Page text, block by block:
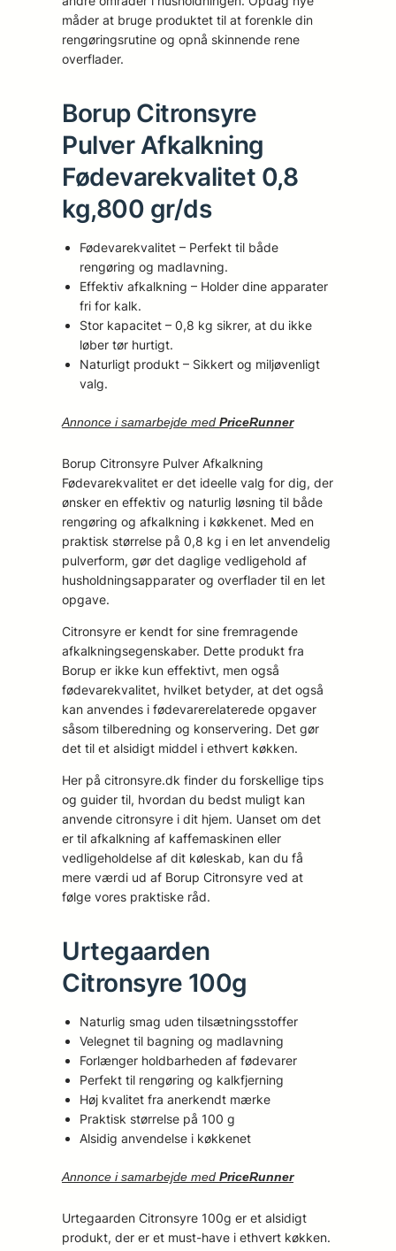
måder at bruge produktet til at forenkle din
rengøringsrutine og opnå skinnende rene
overflader.
Borup Citronsyre
Pulver Afkalkning
Fødevarekvalitet 0,8
kg,800 gr/ds
Fødevarekvalitet – Perfekt til både
rengøring og madlavning.
Effektiv afkalkning – Holder dine apparater
fri for kalk.
Stor kapacitet – 0,8 kg sikrer, at du ikke
løber tør hurtigt.
Naturligt produkt – Sikkert og miljøvenligt
valg.
Annonce i samarbejde med PriceRunner
Borup Citronsyre Pulver Afkalkning
Fødevarekvalitet er det ideelle valg for dig, der
ønsker en effektiv og naturlig løsning til både
rengøring og afkalkning i køkkenet. Med en
praktisk størrelse på 0,8 kg i en let anvendelig
pulverform, gør det daglige vedligehold af
husholdningsapparater og overflader til en let
opgave.
Citronsyre er kendt for sine fremragende
afkalkningsegenskaber. Dette produkt fra
Borup er ikke kun effektivt, men også
fødevarekvalitet, hvilket betyder, at det også
kan anvendes i fødevarerelaterede opgaver
såsom tilberedning og konservering. Det gør
det til et alsidigt middel i ethvert køkken.
Her på citronsyre.dk finder du forskellige tips
og guider til, hvordan du bedst muligt kan
anvende citronsyre i dit hjem. Uanset om det
er til afkalkning af kaffemaskinen eller
vedligeholdelse af dit køleskab, kan du få
mere værdi ud af Borup Citronsyre ved at
følge vores praktiske råd.
Urtegaarden
Citronsyre 100g
Naturlig smag uden tilsætningsstoffer
Velegnet til bagning og madlavning
Forlænger holdbarheden af fødevarer
Perfekt til rengøring og kalkfjerning
Høj kvalitet fra anerkendt mærke
Praktisk størrelse på 100 g
Alsidig anvendelse i køkkenet
Annonce i samarbejde med PriceRunner
Urtegaarden Citronsyre 100g er et alsidigt
produkt, der er et must-have i ethvert køkken.